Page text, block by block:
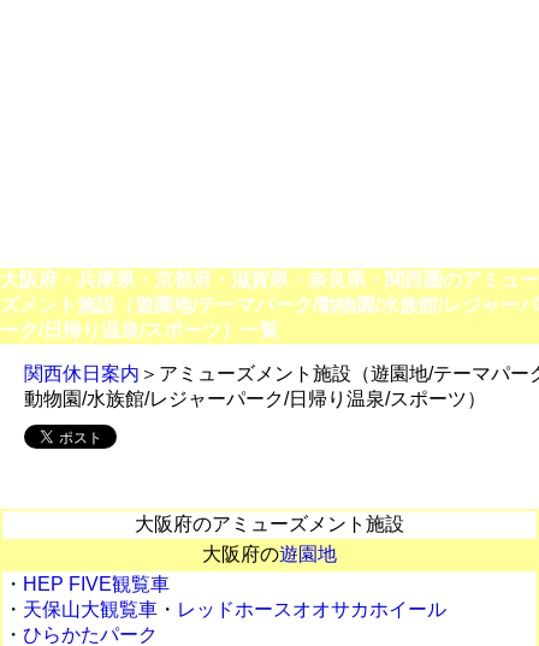
大阪府・兵庫県・京都府・滋賀県・奈良県・関西圏のアミュー
ズメント施設（遊園地/テーマパーク/動物園/水族館/レジャーパ
ーク/日帰り温泉/スポーツ）一覧
関西休日案内 ＞アミューズメント施設（遊園地/テーマパー
動物園/水族館/レジャーパーク/日帰り温泉/スポーツ）
大阪府のアミューズメント施設
大阪府の遊園地
・ HEP FIVE観覧車
・ 天保山大観覧車 ・ レッドホースオオサカホイール
・ ひらかたパーク